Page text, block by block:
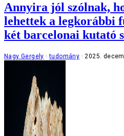
Annyira jól szólnak,
lehettek a legkorábbi
két barcelonai kutató
Nagy Gergely tudomány 2025.